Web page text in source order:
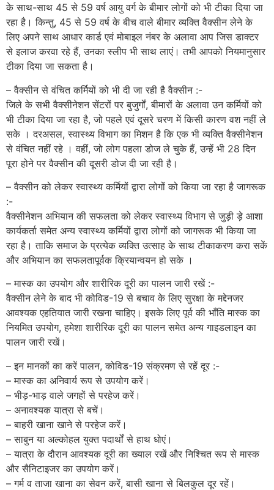
के साथ-साथ 45 से 59 वर्ष आयु वर्ग के बीमार लोगों को भी टीका दिया जा
रहा है। किन्तु, 45 से 59 वर्ष के बीच वाले बीमार व्यक्ति वैक्सीन लेने के
लिए अपने साथ आधार कार्ड एवं मोबाइल नंबर के अलावा आप जिस डाक्टर
से इलाज करवा रहे हैं, उनका स्लीप भी साथ लाएं। तभी आपको नियमानुसार
टीका दिया जा सकता है।
– वैक्सीन से वंचित कर्मियों को भी दी जा रही है वैक्सीन :-
जिले के सभी वैक्सीनेशन सेंटरों पर बुजुर्गों, बीमारों के अलावा उन कर्मियों को
भी टीका दिया जा रहा है, जो पहले एवं दूसरे चरण में किसी कारण वश नहीं ले
सके । दरअसल, स्वास्थ्य विभाग का मिशन है कि एक भी व्यक्ति वैक्सीनेशन
से वंचित नहीं रहे । वहीं, जो लोग पहला डोज ले चुके हैं, उन्हें भी 28 दिन
पूरा होने पर वैक्सीन की दूसरी डोज दी जा रही है।
– वैक्सीन को लेकर स्वास्थ्य कर्मियों द्वारा लोगों को किया जा रहा है जागरूक
:-
वैक्सीनेशन अभियान की सफलता को लेकर स्वास्थ्य विभाग से जुड़ी ड़े आशा
कार्यकर्ता समेत अन्य स्वास्थ्य कर्मियों द्वारा लोगों को जागरूक भी किया जा
रहा है। ताकि समाज के प्रत्येक व्यक्ति उत्साह के साथ टीकाकरण करा सकें
और अभियान का सफलतापूर्वक क्रियान्वयन हो सके ।
– मास्क का उपयोग और शारीरिक दूरी का पालन जारी रखें :-
वैक्सीन लेने के बाद भी कोविड-19 से बचाव के लिए सुरक्षा के मद्देनजर
आवश्यक एहतियात जारी रखना चाहिए। इसके लिए पूर्व की भाँति मास्क का
नियमित उपयोग, हमेशा शारीरिक दूरी का पालन समेत अन्य गाइडलाइन का
पालन जारी रखें।
– इन मानकों का करें पालन, कोविड-19 संक्रमण से रहें दूर :-
– मास्क का अनिवार्य रूप से उपयोग करें।
– भीड़-भाड़ वाले जगहों से परहेज करें।
– अनावश्यक यात्रा से बचें।
– बाहरी खाना खाने से परहेज करें।
– साबुन या अल्कोहल युक्त पदार्थों से हाथ धोएं।
– यात्रा के दौरान आवश्यक दूरी का ख्याल रखें और निश्चित रूप से मास्क
और सैनिटाइजर का उपयोग करें।
– गर्म व ताजा खाना का सेवन करें, बासी खाना से बिलकुल दूर रहें।